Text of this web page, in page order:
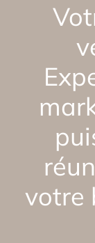
votre